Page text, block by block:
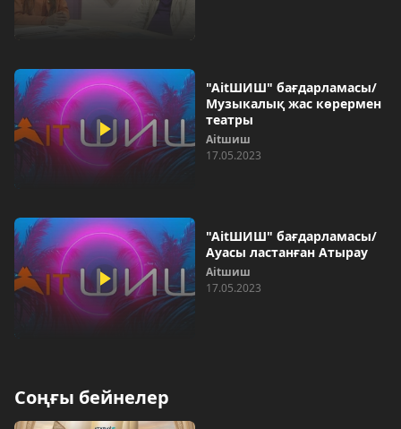
"AitШИШ" бағдарламасы/
Музыкалық жас көрермен
театры
Aitшиш
17.05.2023
"AitШИШ" бағдарламасы/
Ауасы ластанған Атырау
Aitшиш
17.05.2023
Соңғы бейнелер